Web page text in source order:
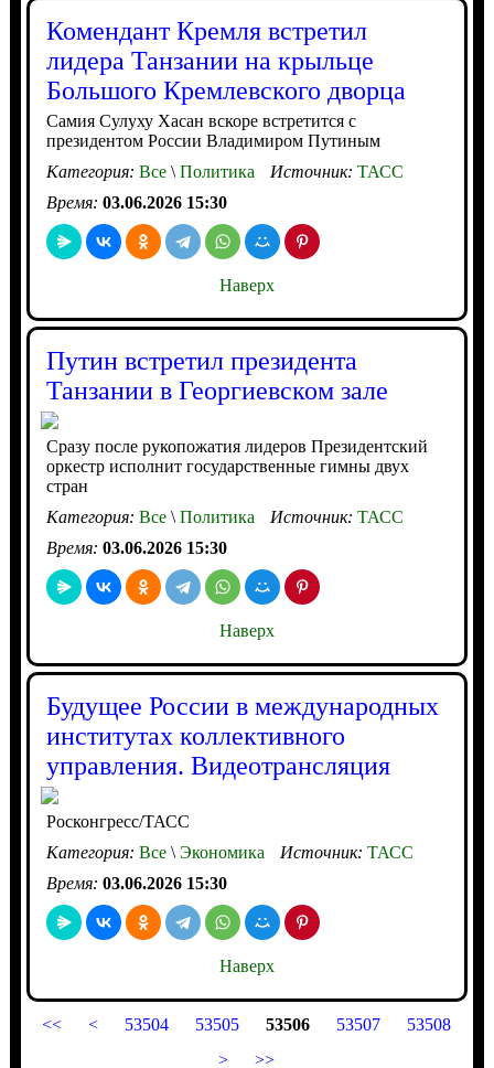
Комендант Кремля встретил
лидера Танзании на крыльце
Большого Кремлевского дворца
Самия Сулуху Хасан вскоре встретится с
президентом России Владимиром Путиным
Категория: Все\Политика Источник: ТАСС
Время: 03.06.2026 15:30
Наверх
Путин встретил президента
Танзании в Георгиевском зале
Сразу после рукопожатия лидеров Президентский
оркестр исполнит государственные гимны двух
стран
Категория: Все\Политика Источник: ТАСС
Время: 03.06.2026 15:30
Наверх
Будущее России в международных
институтах коллективного
управления. Видеотрансляция
Росконгресс/ТАСС
Категория: Все\Экономика Источник: ТАСС
Время: 03.06.2026 15:30
Наверх
<< < 53504 53505 53506 53507
53508
>
>>